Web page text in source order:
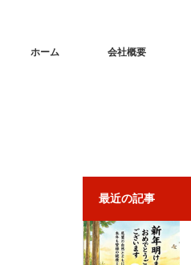
ホーム 会社概要
最近の記事